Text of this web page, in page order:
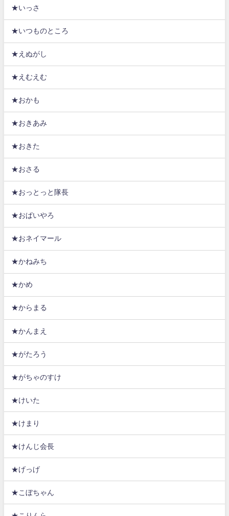
★いっさ
★いつものところ
★えぬがし
★えむえむ
★おかも
★おきあみ
★おきた
★おさる
★おっとっと隊長
★おぱいやろ
★おネイマール
★かねみち
★かめ
★からまる
★かんまえ
★がたろう
★がちゃのすけ
★けいた
★けまり
★けんじ会長
★げっげ
★こぼちゃん